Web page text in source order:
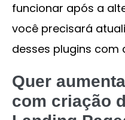
funcionar após a
você precisará
desses plugins com
Quer
com criação